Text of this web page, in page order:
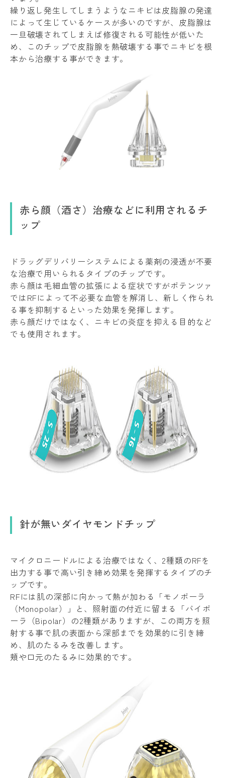
繰り返し発生してしまうようなニキビは皮脂腺の発達
によって生じているケースが多いのですが、皮脂腺は
一旦破壊されてしまえば修復される可能性が低いた
め、このチップで皮脂腺を熱破壊する事でニキビを根
本から治療する事ができます。
赤ら顔（酒さ）治療などに利用されるチ
ップ
ドラッグデリバリーシステムによる薬剤の浸透が不要
な治療で用いられるタイプのチップです。
赤ら顔は毛細血管の拡張による症状ですがポテンツァ
ではRFによって不必要な血管を解消し、新しく作られ
る事を抑制するといった効果を発揮します。
赤ら顔だけではなく、ニキビの炎症を抑える目的など
でも使用されます。
針が無いダイヤモンドチップ
マイクロニードルによる治療ではなく、2種類のRFを
出力する事で高い引き締め効果を発揮するタイプのチ
ップです。
RFには肌の深部に向かって熱が加わる「モノポーラ
（Monopolar）」と、照射面の付近に留まる「バイポ
ーラ（Bipolar）の2種類がありますが、この両方を照
射する事で肌の表面から深部までを効果的に引き締
め、肌のたるみを改善します。
頬や口元のたるみに効果的です。